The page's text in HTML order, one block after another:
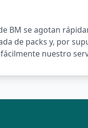
BM se agotan
de packs y, por
nuestro